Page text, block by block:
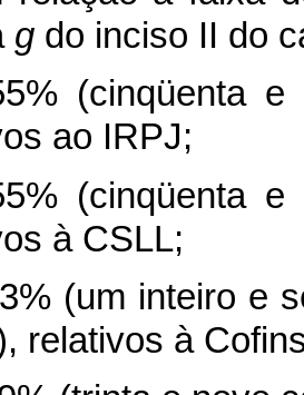
g do inciso II do
(cinqüenta
ao IRPJ;
(cinqüenta e
à CSLL;
(um inteiro e
relativos à